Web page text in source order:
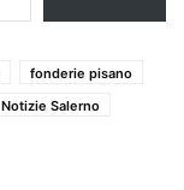
fonderie pisano
Notizie Salerno